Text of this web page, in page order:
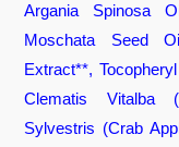
Argania Spinosa
Moschata Seed
Extract**,
Clematis Vitalba
Sylvestris (Crab